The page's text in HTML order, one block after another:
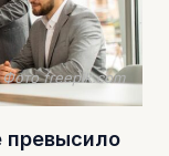
Фото freepik.com
превысило